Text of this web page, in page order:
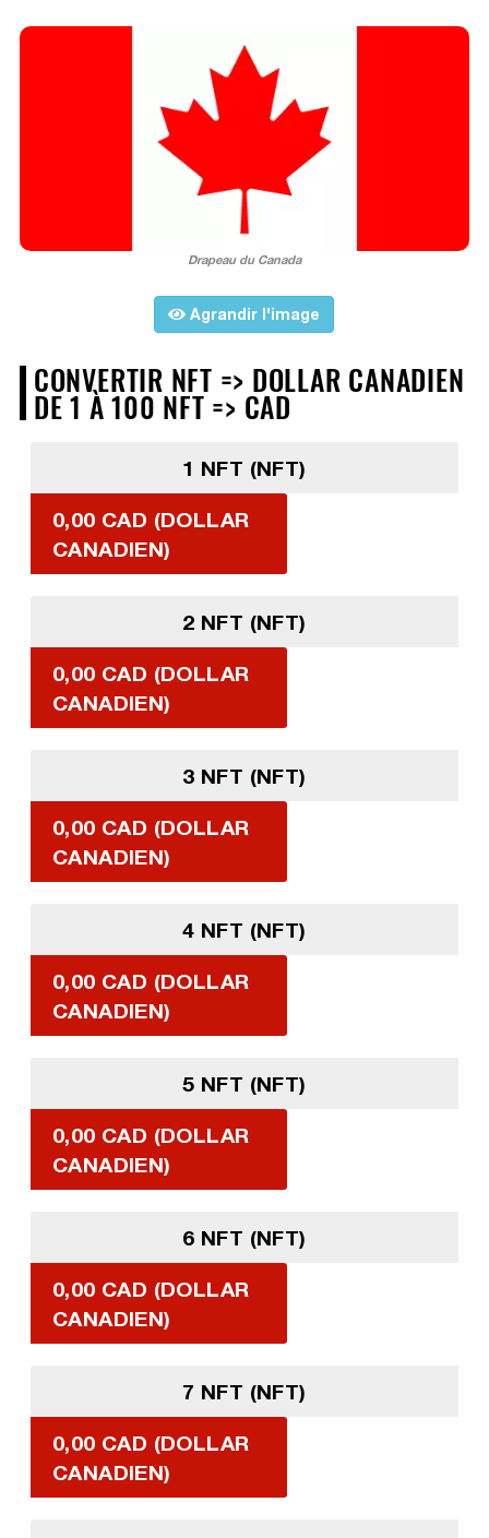
Drapeau du Canada
Agrandir l'image
CONVERTIR NFT => DOLLAR CANADIEN
DE 1 À 100 NFT => CAD
1 NFT (NFT)
0,00 CAD (DOLLAR
CANADIEN)
2 NFT (NFT)
0,00 CAD (DOLLAR
CANADIEN)
3 NFT (NFT)
0,00 CAD (DOLLAR
CANADIEN)
4 NFT (NFT)
0,00 CAD (DOLLAR
CANADIEN)
5 NFT (NFT)
0,00 CAD (DOLLAR
CANADIEN)
6 NFT (NFT)
0,00 CAD (DOLLAR
CANADIEN)
7 NFT (NFT)
0,00 CAD (DOLLAR
CANADIEN)